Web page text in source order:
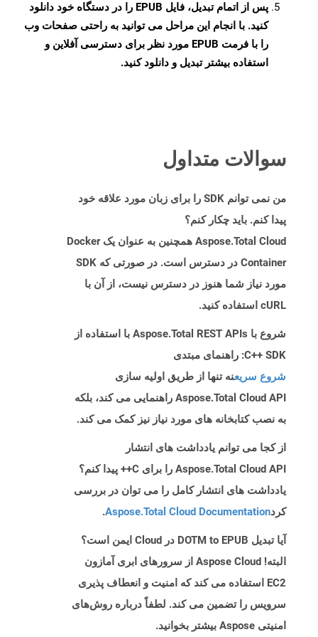
پس از اتمام تبدیل، فایل EPUB را در دستگاه خود دانلود
کنید. با انجام این مراحل می توانید به راحتی صفحات وب
را با فرمت EPUB مورد نظر برای دسترسی آفلاین و
استفاده بیشتر تبدیل و دانلود کنید.
سوالات متداول
من نمی توانم SDK را برای زبان مورد علاقه خود
پیدا کنم. باید چکار کنم؟
Aspose.Total Cloud همچنین به عنوان یک Docker
Container در دسترس است. در صورتی که SDK
مورد نیاز شما هنوز در دسترس نیست، از آن با
cURL استفاده کنید.
شروع با Aspose.Total REST APIs با استفاده از
C++ SDK: راهنمای مبتدی
شروع سریعنه تنها از طریق اولیه سازی
Aspose.Total Cloud API راهنمایی می کند، بلکه
به نصب کتابخانه های مورد نیاز نیز کمک می کند.
از کجا می توانم یادداشت های انتشار
Aspose.Total Cloud API را برای C++ پیدا کنم؟
یادداشت های انتشار کامل را می توان در بررسی
کردAspose.Total Cloud Documentation
.
آیا تبدیل DOTM to EPUB در Cloud ایمن است؟
البته! Aspose Cloud از سرورهای ابری آمازون
EC2 استفاده می کند که امنیت و انعطاف پذیری
سرویس را تضمین می کند. لطفاً درباره روش‌های
امنیتی Aspose بیشتر بخوانید.